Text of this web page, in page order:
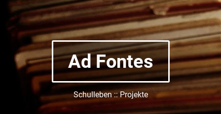
Ad Fontes
Schulleben :: Projekte